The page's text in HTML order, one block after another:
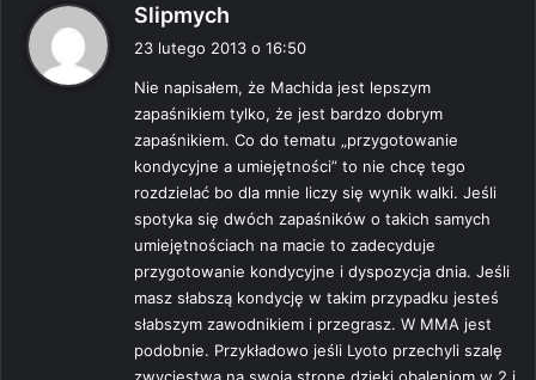
Slipmych
z
e
23 lutego 2013 o 16:50
Nie napisałem, że Machida jest lepszym
zapaśnikiem tylko, że jest bardzo dobrym
zapaśnikiem. Co do tematu „przygotowanie
kondycyjne a umiejętności” to nie chcę tego
rozdzielać bo dla mnie liczy się wynik walki. Jeśli
spotyka się dwóch zapaśników o takich samych
umiejętnościach na macie to zadecyduje
przygotowanie kondycyjne i dyspozycja dnia. Jeśli
masz słabszą kondycję w takim przypadku jesteś
słabszym zawodnikiem i przegrasz. W MMA jest
podobnie. Przykładowo jeśli Lyoto przechyli szalę
zwycięstwa na swoją stronę dzięki obaleniom w 2 i